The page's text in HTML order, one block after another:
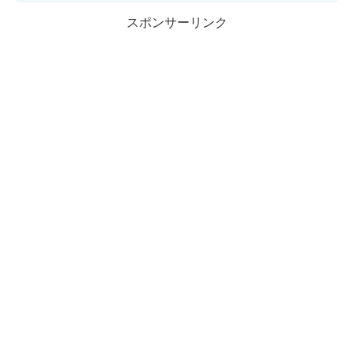
スポンサーリンク